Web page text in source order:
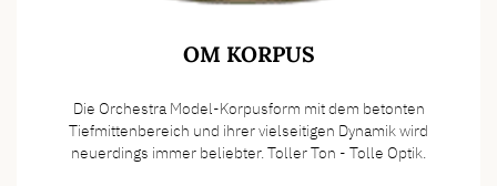
OM KORPUS
Die Orchestra Model-Korpusform mit dem betonten
Tiefmittenbereich und ihrer vielseitigen Dynamik wird
neuerdings immer beliebter. Toller Ton - Tolle Optik.